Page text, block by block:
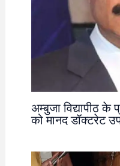
अम्बुजा विद्यापीठ के
को मानद डॉक्टरेट